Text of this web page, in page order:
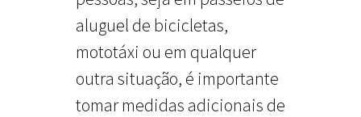
aluguel de bicicletas,
mototáxi ou em qualquer
outra situação, é importante
tomar medidas adicionais de